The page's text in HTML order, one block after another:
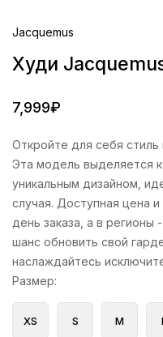
Jacquemus
Худи
7,999₽
Откройте для себя
Эта модель выделяется
уникальным дизайном,
случая. Доступная цена
день заказа, а в регионы
шанс обновить свой
наслаждайтесь
Размер:
XS S M